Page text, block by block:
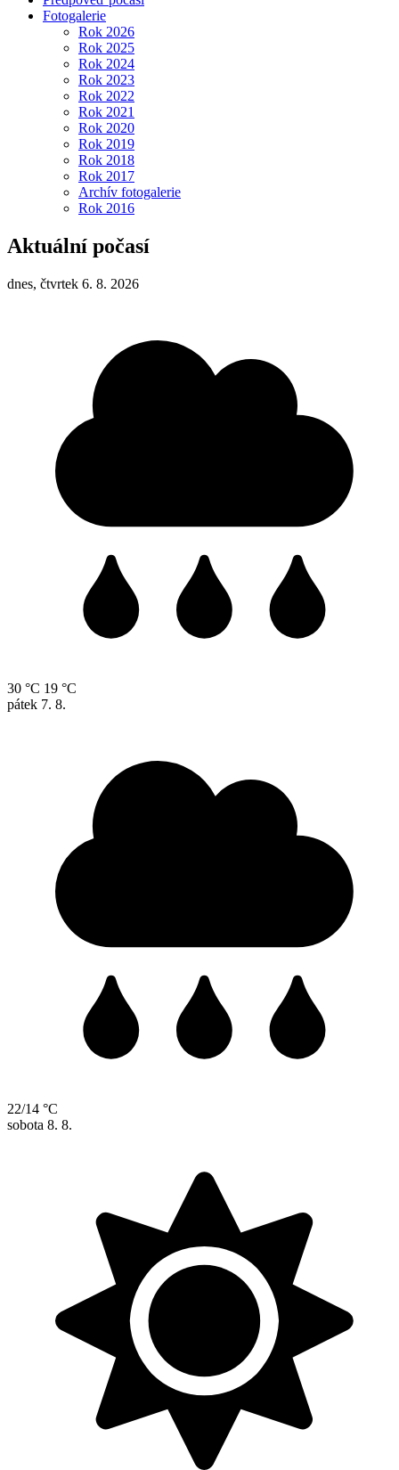
Fotogalerie
Rok 2026
Rok 2025
Rok 2024
Rok 2023
Rok 2022
Rok 2021
Rok 2020
Rok 2019
Rok 2018
Rok 2017
Archív fotogalerie
Rok 2016
Aktuální počasí
dnes, čtvrtek 6. 8. 2026
30 °C 19 °C
pátek 7. 8.
22/14 °C
sobota 8. 8.